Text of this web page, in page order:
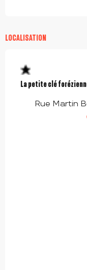
LOCALISATION
La petite clé
Rue Martin